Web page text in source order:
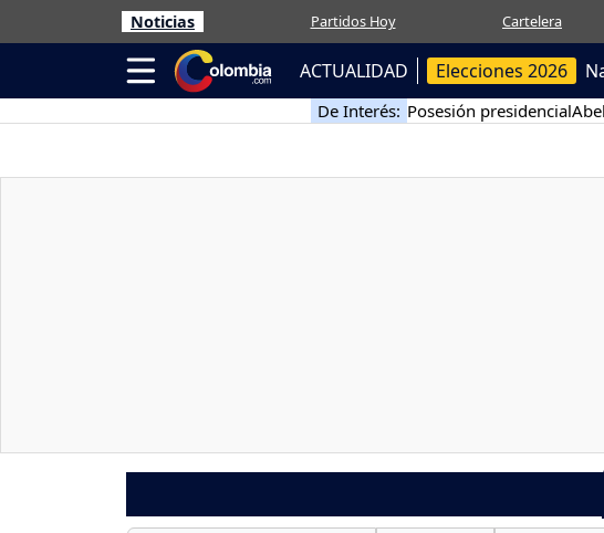
Noticias Partidos Hoy Cartelera
ACTUALIDAD Elecciones 2026
De Interés: Posesión presidencial